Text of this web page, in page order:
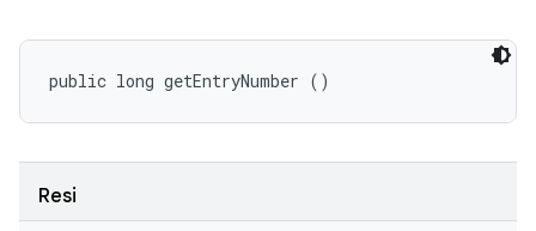
public long getEntryNumber ()
Resi